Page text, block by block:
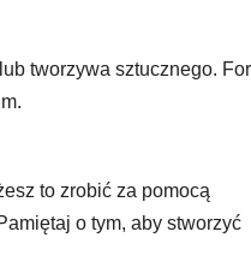
tworzywa sztucznego.
to zrobić za pomocą
o tym, aby stworzyć